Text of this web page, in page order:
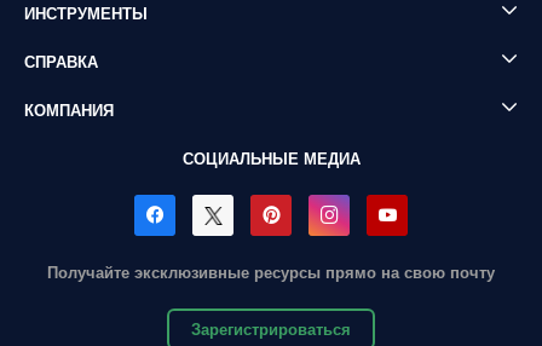
ИНСТРУМЕНТЫ
СПРАВКА
КОМПАНИЯ
СОЦИАЛЬНЫЕ МЕДИА
Получайте эксклюзивные ресурсы прямо на свою почту
Зарегистрироваться